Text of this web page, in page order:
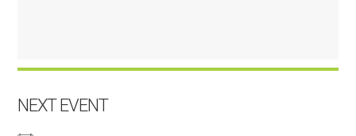
NEXT EVENT